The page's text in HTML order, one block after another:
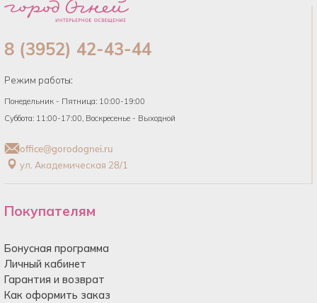
8 (3952) 42-43-44
Режим работы:
Понедельник - Пятница: 10:00-19:00
Суббота: 11:00-17:00, Воскресенье - Выходной
office@gorodognei.ru
ул. Академическая 28/1
Покупателям
Бонусная программа
Личный кабинет
Гарантия и возврат
Как оформить заказ